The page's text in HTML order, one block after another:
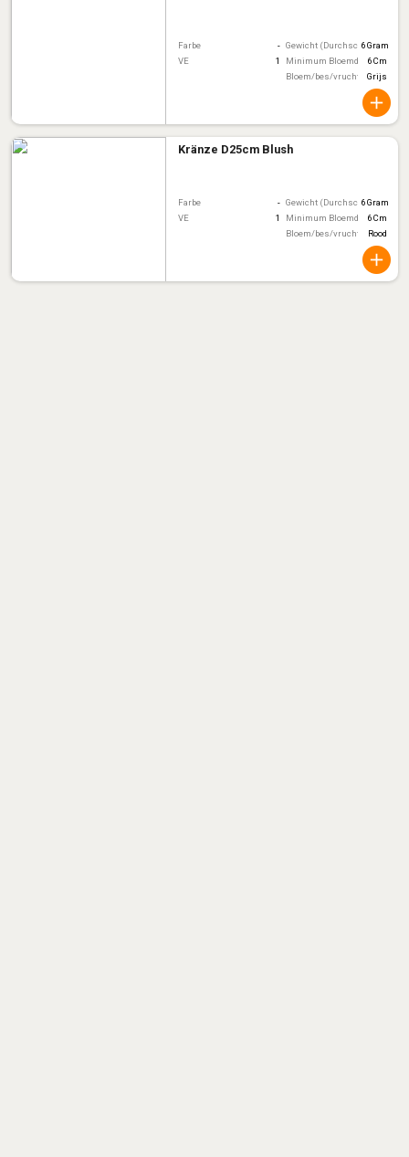
Farbe - Gewicht (Durchschnitt)
6 Gram
VE
1 Minimum Bloemdiameter
6 Cm
Bloem/bes/vruchtkleur
Grijs
Kränze D25cm Blush
Farbe - Gewicht (Durchschnitt)
6 Gram
VE
1 Minimum Bloemdiameter
6 Cm
Bloem/bes/vruchtkleur
Rood